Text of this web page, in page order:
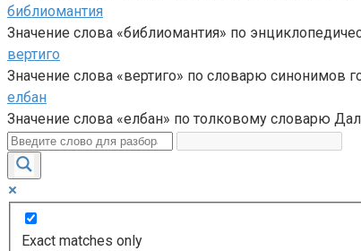
библиомантия
Значение слова «библиомантия» по
вертиго
Значение слова «вертиго» по словарю синонимов
елбан
Значение слова «елбан» по толковому словарю
Exact matches only